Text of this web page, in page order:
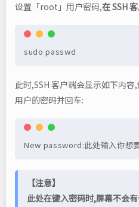
设置「root」用户密码,在 SSH
sudo passwd
此时,SSH 客户端会显示如下内
用户的密码并回车:
New password:此处输入你想
【注意】
此处在键入密码时,屏幕不会